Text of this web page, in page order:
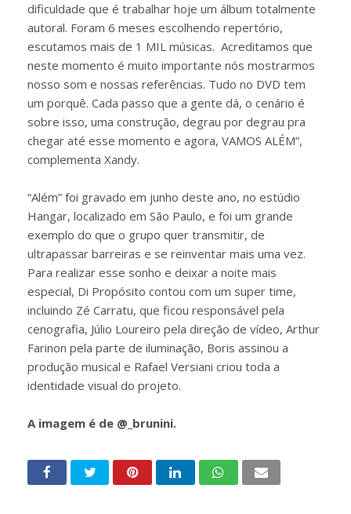
dificuldade que é trabalhar hoje um álbum totalmente
autoral. Foram 6 meses escolhendo repertório,
escutamos mais de 1 MIL músicas. Acreditamos que
neste momento é muito importante nós mostrarmos
nosso som e nossas referências. Tudo no DVD tem
um porquê. Cada passo que a gente dá, o cenário é
sobre isso, uma construção, degrau por degrau pra
chegar até esse momento e agora, VAMOS ALÉM”,
complementa Xandy.
“Além” foi gravado em junho deste ano, no estúdio
Hangar, localizado em São Paulo, e foi um grande
exemplo do que o grupo quer transmitir, de
ultrapassar barreiras e se reinventar mais uma vez.
Para realizar esse sonho e deixar a noite mais
especial, Di Propósito contou com um super time,
incluindo Zé Carratu, que ficou responsável pela
cenografia, Júlio Loureiro pela direção de vídeo, Arthur
Farinon pela parte de iluminação, Boris assinou a
produção musical e Rafael Versiani criou toda a
identidade visual do projeto.
A imagem é de @_brunini.